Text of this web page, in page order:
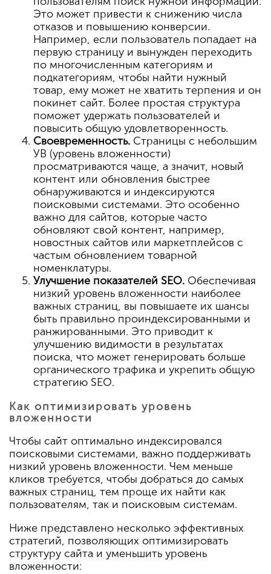
Это может привести к снижению числа
отказов и повышению конверсии.
Например, если пользователь попадает на
первую страницу и вынужден переходить
по многочисленным категориям и
подкатегориям, чтобы найти нужный
товар, ему может не хватить терпения и он
покинет сайт. Более простая структура
поможет удержать пользователей и
повысить общую удовлетворенность.
Своевременность. Страницы с небольшим
УВ (уровень вложенности)
просматриваются чаще, а значит, новый
контент или обновления быстрее
обнаруживаются и индексируются
поисковыми системами. Это особенно
важно для сайтов, которые часто
обновляют свой контент, например,
новостных сайтов или маркетплейсов с
частым обновлением товарной
номенклатуры.
Улучшение показателей SEO. Обеспечивая
низкий уровень вложенности наиболее
важных страниц, вы повышаете их шансы
быть правильно проиндексированными и
ранжированными. Это приводит к
улучшению видимости в результатах
поиска, что может генерировать больше
органического трафика и укрепить общую
стратегию SEO.
Как оптимизировать уровень
вложенности
Чтобы сайт оптимально индексировался
поисковыми системами, важно поддерживать
низкий уровень вложенности. Чем меньше
кликов требуется, чтобы добраться до самых
важных страниц, тем проще их найти как
пользователям, так и поисковым системам.
Ниже представлено несколько эффективных
стратегий, позволяющих оптимизировать
структуру сайта и уменьшить уровень
вложенности: